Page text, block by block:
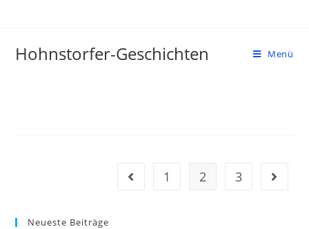
Hohnstorfer-Geschichten Menü
Gehe zur vorherigen Seite
1 2 3 Gehe
Neueste Beiträge